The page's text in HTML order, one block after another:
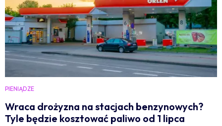
PIENIĄDZE
Wraca drożyzna na stacjach benzynowych?
Tyle będzie kosztować paliwo od 1 lipca